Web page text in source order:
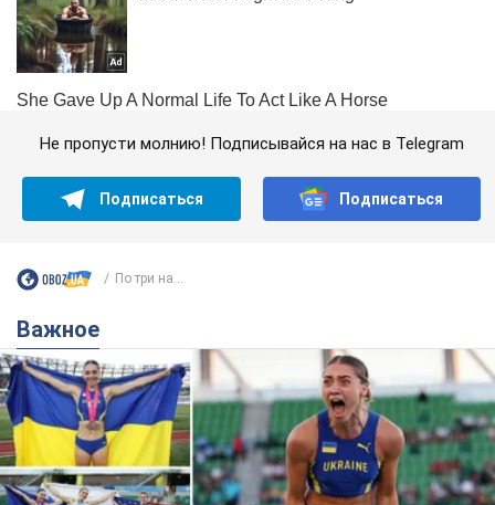
Не пропусти молнию! Подписывайся на нас в Telegram
Подписаться Подписаться
По три на...
Важное